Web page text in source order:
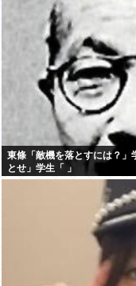
東條「敵機を落とすには？
とせ」学生「 」